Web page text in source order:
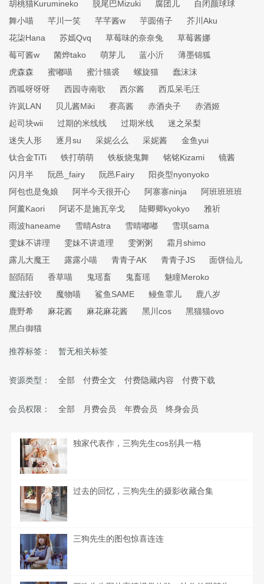
胡桃猫Kurumineko
脱尾巴Mizuki 腐团儿
自闭颜球球
舞小喵
芊川一笑 芊芊酱w 芋圆侑子
芥川Aku
花柒Hana
苏嫣Qvq 草莓味的奈奈兔
草莓酱娜
莓可酱w
菌烨tako 萌芽儿 蓝小沂
薄墨锦狐
虎森森
蜜嘟喵 蜜汁猫裘 螺旋猫
蠢沫沫
西呱呀呀呀
西园寺南歌 西尔酱
西瓜呆毛汪
许岚LAN
贝儿酱Miki 赛高酱 赤酒央子
赤酒姬
起司块wii
过期的米线线 过期米线
迷之呆梨
迷失人形
逐月su 采妮么么 采妮酱
金鱼yui
钛合金TiTi
铁打萌萌 铁板烧鬼舞 铭铭Kizami
镜酱
闪月半
阮邑_fairy 阮邑Fairy
阳炎型nyonyoko
阿包也是兔娘
阿半今天很开心 阿寨寨ninja
阿班班班班
阿薰Kaori
阿诺不是施瓦辛戈 陆卿卿kyokyo
雅祈
雨波haneame
雪晴Astra 雪晴嘟嘟
雪琪sama
雯妹不讲理
雯妹不讲道理 雯粥粥
霜月shimo
露儿大魔王
露露小喵 青青子AK 青青子JS
面饼仙儿
韶陌陌
香草喵 鬼瑶畜 鬼畜瑶
魅瞳Meroko
魔法虾饺
魔物喵 鲨鱼SAME 鳗鱼霏儿
鹿八岁
鹿野希
麻花酱 麻花麻花酱 黑川cos
黑猫猫ovo
黑白御猫
推荐标签： 暂无相关标签
资源类型： 全部 付费全文 付费隐藏内容 付费下载
会员权限： 全部 月费会员 年费会员 终身会员
独家代表作，三狗先生cos别具一格
过去的回忆，三狗先生的摄影收藏合集
三狗先生的图包惊喜连连